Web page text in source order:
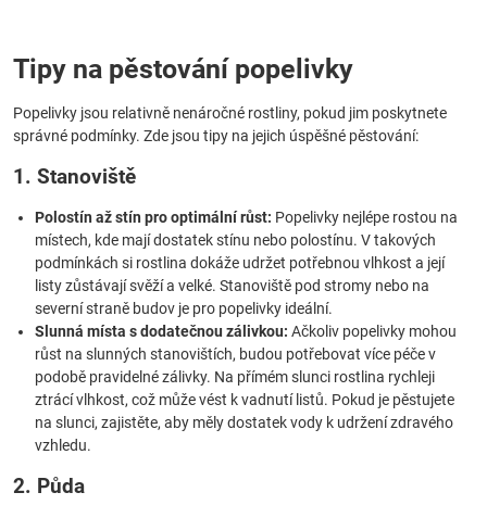
Tipy na pěstování popelivky
Popelivky jsou relativně nenáročné rostliny, pokud jim poskytnete
správné podmínky. Zde jsou tipy na jejich úspěšné pěstování:
1. Stanoviště
Polostín až stín pro optimální růst: Popelivky nejlépe rostou na
místech, kde mají dostatek stínu nebo polostínu. V takových
podmínkách si rostlina dokáže udržet potřebnou vlhkost a její
listy zůstávají svěží a velké. Stanoviště pod stromy nebo na
severní straně budov je pro popelivky ideální.
Slunná místa s dodatečnou zálivkou: Ačkoliv popelivky mohou
růst na slunných stanovištích, budou potřebovat více péče v
podobě pravidelné zálivky. Na přímém slunci rostlina rychleji
ztrácí vlhkost, což může vést k vadnutí listů. Pokud je pěstujete
na slunci, zajistěte, aby měly dostatek vody k udržení zdravého
vzhledu.
2. Půda